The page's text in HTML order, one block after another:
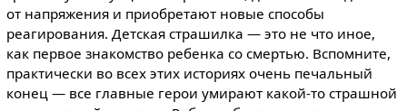
от напряжения и приобретают новые способы
реагирования. Детская страшилка — это не что иное,
как первое знакомство ребенка со смертью. Вспомните,
практически во всех этих историях очень печальный
конец — все главные герои умирают какой-то страшной